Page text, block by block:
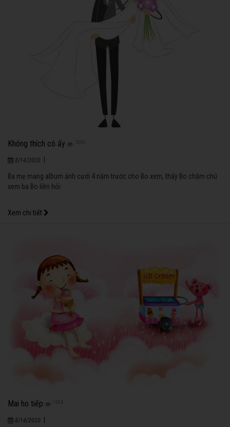
Không thích cô ấy 1295
8/14/2020
Ba mẹ mang album ảnh cưới 4 năm trước cho Bo xem, thấy Bo chăm chú
xem ba Bo liền hỏi:
Xem chi tiết
Mai ho tiếp 1354
8/14/2020 |